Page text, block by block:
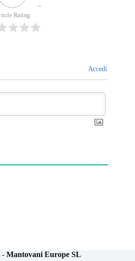
Rating
Accedi
-Mantovani Europe SL